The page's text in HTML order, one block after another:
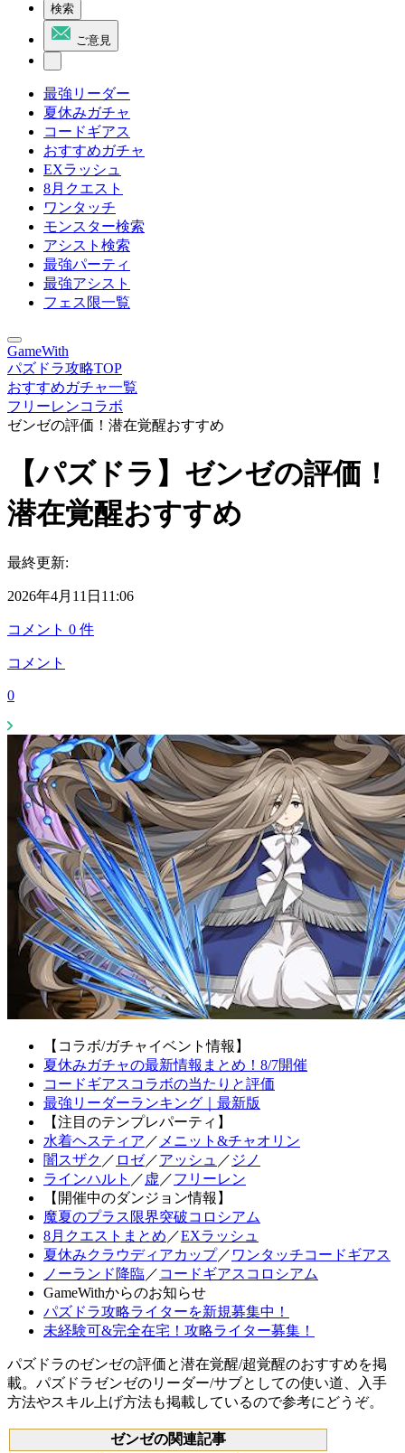
検索
ご意見
最強リーダー
夏休みガチャ
コードギアス
おすすめガチャ
EXラッシュ
8月クエスト
ワンタッチ
モンスター検索
アシスト検索
最強パーティ
最強アシスト
フェス限一覧
GameWith
パズドラ攻略TOP
おすすめガチャ一覧
フリーレンコラボ
ゼンゼの評価！潜在覚醒おすすめ
【パズドラ】ゼンゼの評価！
潜在覚醒おすすめ
最終更新:
2026年4月11日11:06
コメント 0 件
コメント
0
【コラボ/ガチャイベント情報】
夏休みガチャの最新情報まとめ！8/7開催
コードギアスコラボの当たりと評価
最強リーダーランキング｜最新版
【注目のテンプレパーティ】
水着ヘスティア ／ メニット&チャオリン
闇スザク ／ ロゼ／アッシュ ／ ジノ
ラインハルト ／ 虚 ／フリーレン
【開催中のダンジョン情報】
魔夏のプラス限界突破コロシアム
8月クエストまとめ ／EXラッシュ
夏休みクラウディアカップ／ ワンタッチコードギアス
ノーランド降臨／ コードギアスコロシアム
GameWithからのお知らせ
パズドラ攻略ライターを新規募集中！
未経験可&完全在宅！攻略ライター募集！
パズドラのゼンゼの評価と潜在覚醒/超覚醒のおすすめを掲
載。パズドラゼンゼのリーダー/サブとしての使い道、入手
方法やスキル上げ方法も掲載しているので参考にどうぞ。
ゼンゼの関連記事